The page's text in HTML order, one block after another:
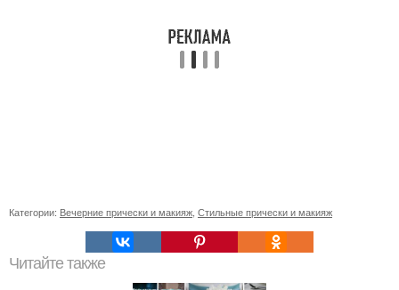
Категории: Вечерние прически и макияж Стильные прически и макияж
Читайте также